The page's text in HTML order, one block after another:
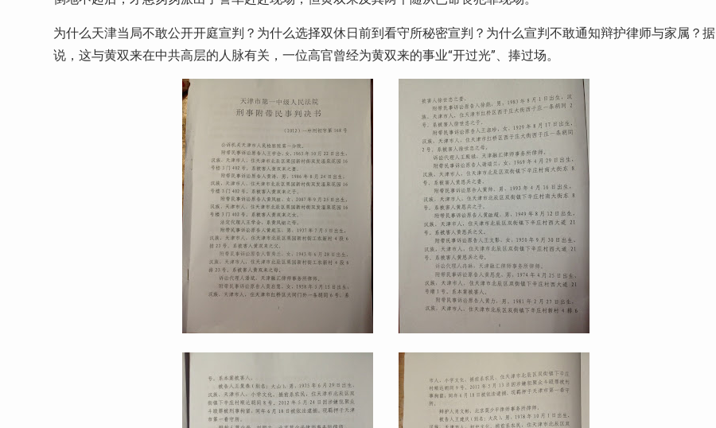
为什么天津当局不敢公开开庭宣判？为什么选择双休日前到看守所秘密宣判？为什么宣判不敢通知辩护律师与家属？据
说，这与黄双来在中共高层的人脉有关，一位高官曾经为黄双来的事业“开过光”、捧过场。